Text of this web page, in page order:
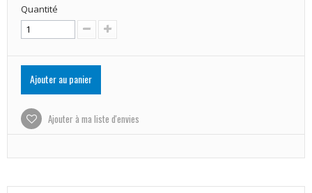
Quantité
Ajouter au panier
Ajouter à ma liste d'envies